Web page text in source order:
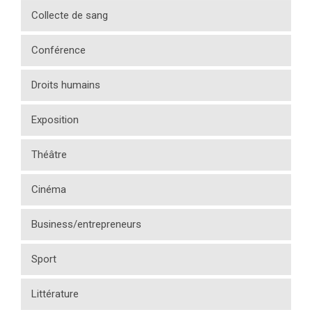
Collecte de sang
Conférence
Droits humains
Exposition
Théâtre
Cinéma
Business/entrepreneurs
Sport
Littérature